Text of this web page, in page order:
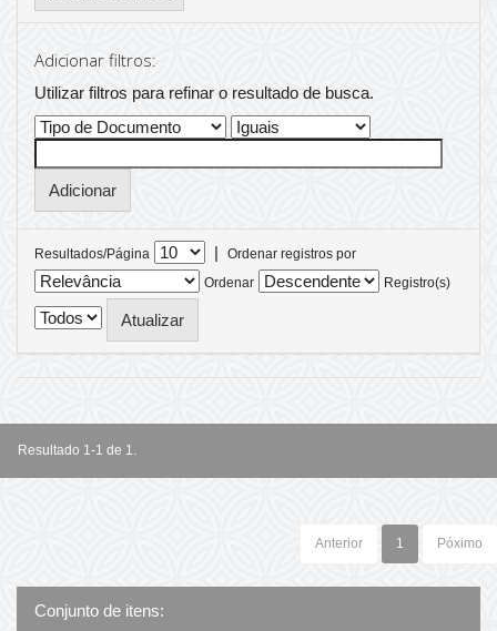
Adicionar filtros:
Utilizar filtros para refinar o resultado de busca.
Resultados/Página |
Ordenar registros por
Ordenar
Registro(s)
Resultado 1-1 de 1.
Anterior 1 Póximo
Conjunto de itens: